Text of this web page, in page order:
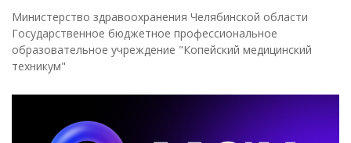
Министерство здравоохранения Челябинской области
Государственное бюджетное профессиональное
образовательное учреждение "Копейский медицинский
техникум"